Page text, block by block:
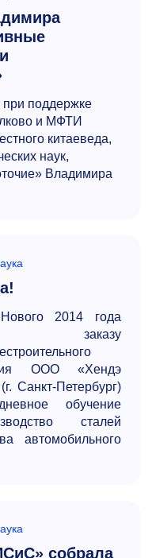
поддержке
и МФТИ
китаеведа,
наук,
Владимира
2014 года
ООО «Хендэ
Санкт-Петербург)
обучение
сталей
автомобильного
собрала